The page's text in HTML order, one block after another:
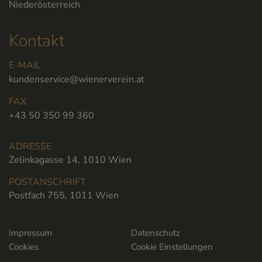
Kontakt
E-MAIL
kundenservice@wienerverein.at
FAX
+43 50 350 99 360
ADRESSE
Zelinkagasse 14, 1010 Wien
POSTANSCHRIFT
Postfach 755, 1011 Wien
Niederösterreich
Impressum
Datenschutz
Cookies
Cookie Einstellungen